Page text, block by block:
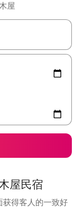
屋
或通过点击或滑动手势
屋民宿
得客人的一致好